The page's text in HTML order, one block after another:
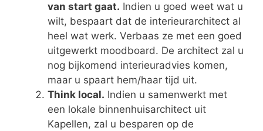
van start gaat. Indien u goed weet wat u
wilt, bespaart dat de interieurarchitect al
heel wat werk. Verbaas ze met een goed
uitgewerkt moodboard. De architect zal u
nog bijkomend interieuradvies komen,
maar u spaart hem/haar tijd uit.
Think local. Indien u samenwerkt met
een lokale binnenhuisarchitect uit
Kapellen, zal u besparen op de